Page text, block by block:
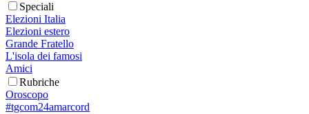
Speciali
Elezioni Italia
Elezioni estero
Grande Fratello
L'isola dei famosi
Amici
Rubriche
Oroscopo
#tgcom24amarcord